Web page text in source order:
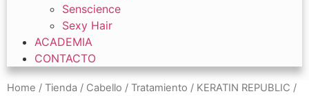
Senscience
Sexy Hair
ACADEMIA
CONTACTO
Home / Tienda / Cabello / Tratamiento / KERATIN REPUBLIC /